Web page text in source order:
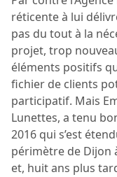
réticente à lui
pas du tout à la
projet, trop
éléments positifs
fichier de clients
participatif. Mais
Lunettes, a tenu
2016 qui s’est
périmètre de Dijon
et, huit ans plus